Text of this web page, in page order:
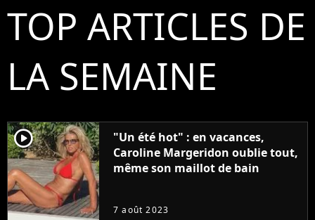
TOP ARTICLES DE
LA SEMAINE
player2
"Un été hot" : en vacances,
Caroline Margeridon oublie tout,
même son maillot de bain
7 août 2023